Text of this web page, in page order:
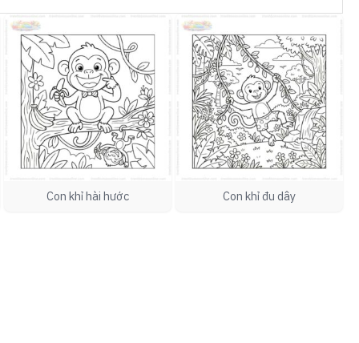
Con khỉ hài hước Con khỉ đu dây